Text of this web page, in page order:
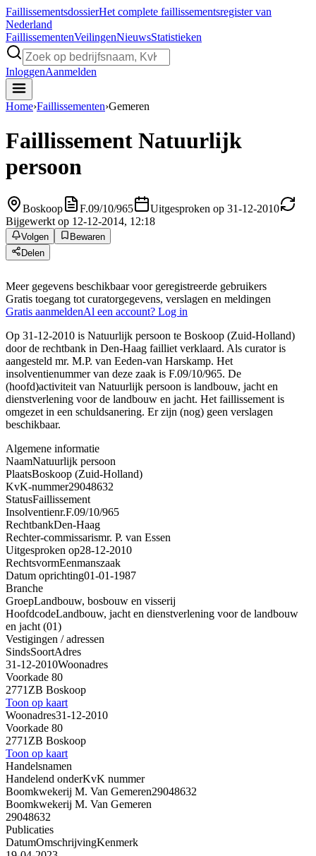
FaillissementsdossierHet complete faillissementsregister van
Nederland
FaillissementenVeilingenNieuwsStatistieken
InloggenAanmelden
Home›Faillissementen›Gemeren
Faillissement Natuurlijk
persoon
Boskoop F.09/10/965
Uitgesproken op 31-12-2010
Bijgewerkt op 12-12-2014, 12:18
Volgen
Bewaren
Delen
Meer gegevens beschikbaar voor geregistreerde gebruikers
Gratis toegang tot curatorgegevens, verslagen en meldingen
Gratis aanmeldenAl een account? Log in
Op 31-12-2010 is Natuurlijk persoon te Boskoop (Zuid-Holland)
door de rechtbank in Den-Haag failliet verklaard. Als curator is
aangesteld mr. M.P. van Eeden-van Harskamp. Het
insolventienummer van deze zaak is F.09/10/965. De
(hoofd)activiteit van Natuurlijk persoon is landbouw, jacht en
dienstverlening voor de landbouw en jacht. Het faillissement is
omgezet in een schuldsanering. Er zijn (nog) geen verslagen
beschikbaar.
Algemene informatie
NaamNatuurlijk persoon
PlaatsBoskoop (Zuid-Holland)
KvK-nummer29048632
StatusFaillissement
Insolventienr.F.09/10/965
RechtbankDen-Haag
Rechter-commissarismr. P. van Essen
Uitgesproken op28-12-2010
RechtsvormEenmanszaak
Datum oprichting01-01-1987
Branche
GroepLandbouw, bosbouw en visserij
HoofdcodeLandbouw, jacht en dienstverlening voor de landbouw
en jacht (01)
Vestigingen / adressen
SindsSoortAdres
31-12-2010Woonadres
Voorkade 80
2771ZB Boskoop
Toon op kaart
Woonadres31-12-2010
Voorkade 80
2771ZB Boskoop
Toon op kaart
Handelsnamen
Handelend onderKvK nummer
Boomkwekerij M. Van Gemeren29048632
Boomkwekerij M. Van Gemeren
29048632
Publicaties
DatumOmschrijvingKenmerk